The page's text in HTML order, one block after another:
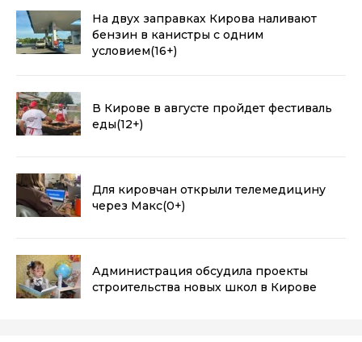
На двух заправках Кирова наливают
бензин в канистры с одним
условием(16+)
В Кирове в августе пройдет фестиваль
еды(12+)
Для кировчан открыли телемедицину
через Макс(0+)
Администрация обсудила проекты
строительства новых школ в Кирове